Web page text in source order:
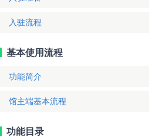
入驻流程
基本使用流程
功能简介
馆主端基本流程
功能目录